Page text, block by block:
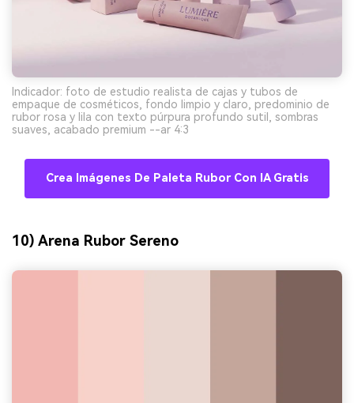
Indicador: foto de estudio realista de cajas y tubos de
empaque de cosméticos, fondo limpio y claro, predominio de
rubor rosa y lila con texto púrpura profundo sutil, sombras
suaves, acabado premium --ar 4:3
Crea Imágenes De Paleta Rubor Con IA Gratis
10) Arena Rubor Sereno